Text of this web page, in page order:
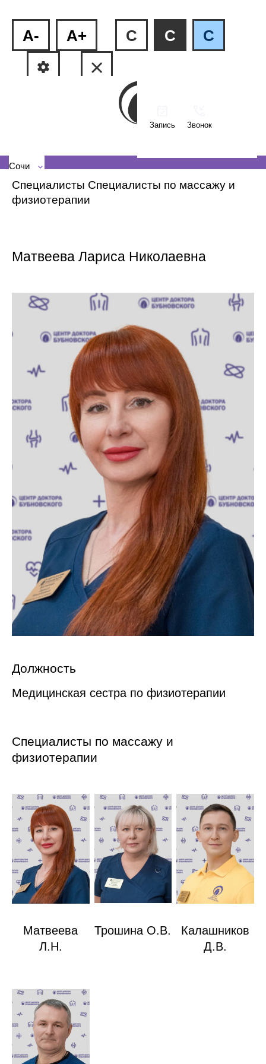
A- A+ C C C
Запись Звонок
Сочи
Специалисты Специалисты по массажу и
физиотерапии
Матвеева Лариса Николаевна
Должность
Медицинская сестра по физиотерапии
Специалисты по массажу и
физиотерапии
Матвеева
Л.Н.
Трошина О.В.
Калашников
Д.В.